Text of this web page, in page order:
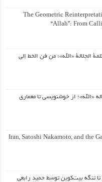
The Geometric
“Allah”: From
الجلالة «الله»؛ من فن الخط إلى
«الله»؛ از خوشنویسی تا معماری
Iran, Satoshi Nakamoto, and the
تا تنگه بیت‌کوین توسط حمید رابعی